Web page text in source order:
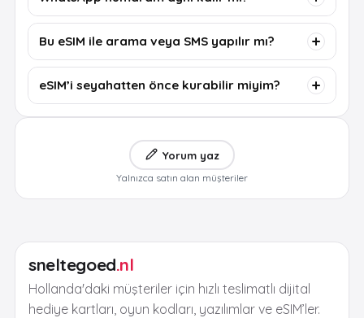
Bu eSIM ile arama veya SMS yapılır mı?
eSIM’i seyahatten önce kurabilir miyim?
Yorum yaz
Yalnızca satın alan müşteriler
sneltegoed.nl
Hollanda'daki müşteriler için hızlı teslimatlı dijital
hediye kartları, oyun kodları, yazılımlar ve eSIM’ler.